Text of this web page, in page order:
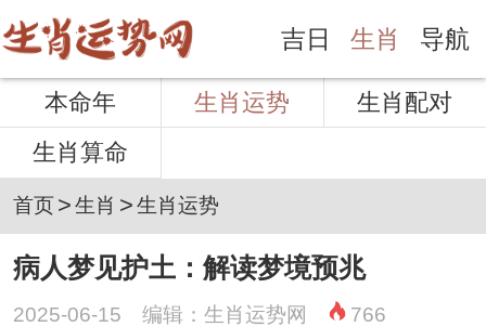
吉日 生肖 导航
本命年 生肖运势
生肖配对
生肖算命
首页>生肖 >生肖运势
病人梦见护土：解读梦境预兆
2025-06-15 编辑：生肖运势网 766